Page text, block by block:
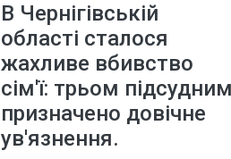
В Чернігівській
області сталося
жахливе вбивство
сім'ї: трьом підсудним
призначено довічне
ув'язнення.